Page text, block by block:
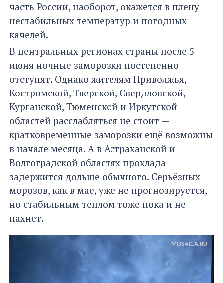
часть России, наоборот, окажется в плену
нестабильных температур и погодных
качелей.
В центральных регионах страны после 5
июня ночные заморозки постепенно
отступят. Однако жителям Приволжья,
Костромской, Тверской, Свердловской,
Курганской, Тюменской и Иркутской
областей расслабляться не стоит —
кратковременные заморозки ещё возможны
в начале месяца. А в Астраханской и
Волгоградской областях прохлада
задержится дольше обычного. Серьёзных
морозов, как в мае, уже не прогнозируется,
но стабильным теплом тоже пока и не
пахнет.